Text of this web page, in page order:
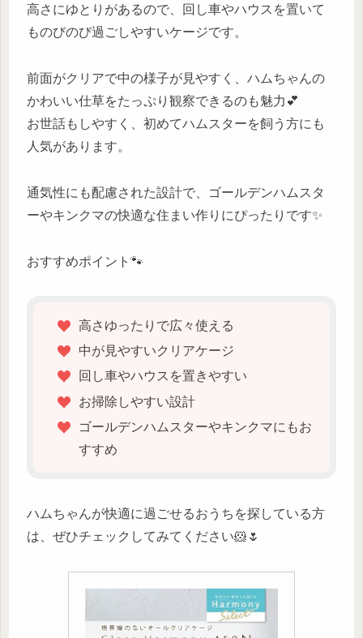
高さにゆとりがあるので、回し車やハウスを置いて
ものびのび過ごしやすいケージです。
前面がクリアで中の様子が見やすく、ハムちゃんの
かわいい仕草をたっぷり観察できるのも魅力💕
お世話もしやすく、初めてハムスターを飼う方にも
人気があります。
通気性にも配慮された設計で、ゴールデンハムスタ
ーやキンクマの快適な住まい作りにぴったりです✨
おすすめポイント🐾
高さゆったりで広々使える
中が見やすいクリアケージ
回し車やハウスを置きやすい
お掃除しやすい設計
ゴールデンハムスターやキンクマにもお
すすめ
ハムちゃんが快適に過ごせるおうちを探している方
は、ぜひチェックしてみてください🐹🌷